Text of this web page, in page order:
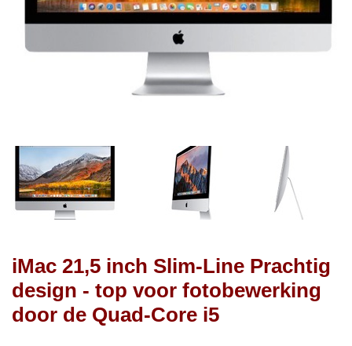
iMac 21,5 inch Slim-Line Prachtig
design - top voor fotobewerking
door de Quad-Core i5